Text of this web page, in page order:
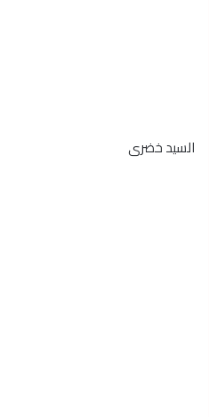
السيد خضرى